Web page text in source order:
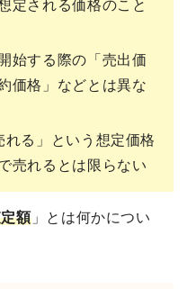
定される価格のこと
始する際の「売出価
価格」などとは異な
る」という想定価格
売れるとは限らない
額」とは何かについ